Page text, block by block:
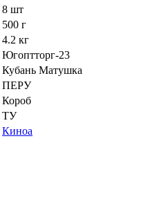
8 шт
500 г
4.2 кг
Югоптторг-23
Кубань Матушка
ПЕРУ
Короб
ТУ
Киноа